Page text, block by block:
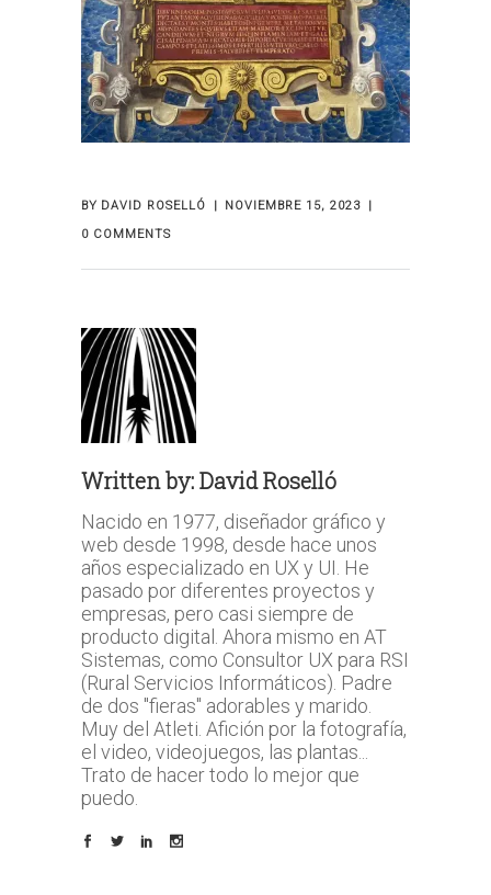
BY DAVID ROSELLÓ
NOVIEMBRE 15, 2023
0 COMMENTS
Written by:David Roselló
Nacido en 1977, diseñador gráfico y
web desde 1998, desde hace unos
años especializado en UX y UI. He
pasado por diferentes proyectos y
empresas, pero casi siempre de
producto digital. Ahora mismo en AT
Sistemas, como Consultor UX para RSI
(Rural Servicios Informáticos). Padre
de dos "fieras" adorables y marido.
Muy del Atleti. Afición por la fotografía,
el video, videojuegos, las plantas...
Trato de hacer todo lo mejor que
puedo.